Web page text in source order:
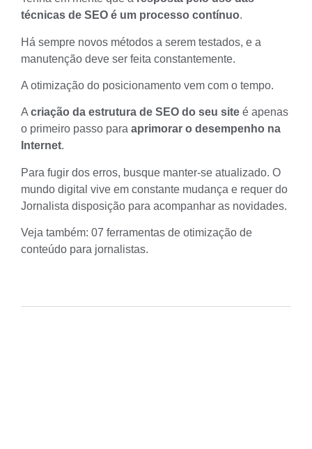
técnicas de SEO é um processo contínuo.
Há sempre novos métodos a serem testados, e a
manutenção deve ser feita constantemente.
A otimização do posicionamento vem com o tempo.
A criação da estrutura de SEO do seu site é apenas
o primeiro passo para aprimorar o desempenho na
Internet.
Para fugir dos erros, busque manter-se atualizado. O
mundo digital vive em constante mudança e requer do
Jornalista disposição para acompanhar as novidades.
Veja também: 07 ferramentas de otimização de
conteúdo para jornalistas.